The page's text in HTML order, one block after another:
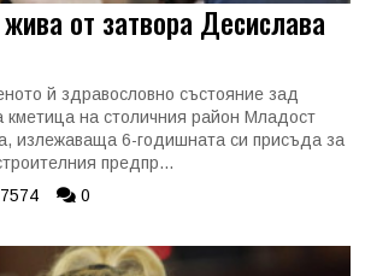
от затвора Десислава
й здравословно състояние зад
кметица на столичния район Младост
излежаваща 6-годишната си присъда за
предпр...
7574 0